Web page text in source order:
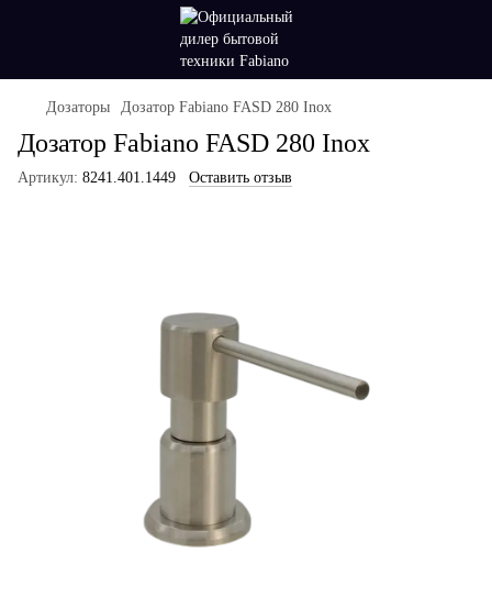
Дозаторы Дозатор Fabiano FASD 280 Inox
Дозатор Fabiano FASD 280 Inox
Артикул: 8241.401.1449 Оставить отзыв